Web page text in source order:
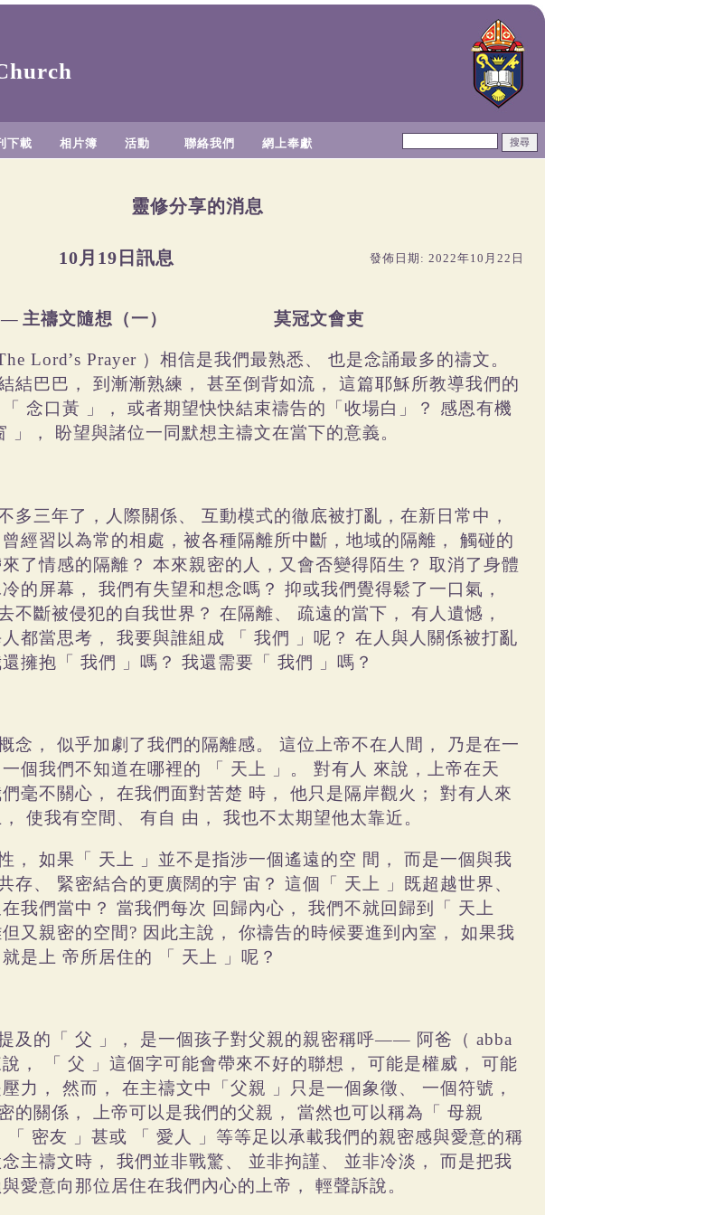
下載 相片簿 活動 聯絡我們 網上奉獻
靈修分享的消息
10月19日訊息 發佈日期: 2022年10月22日
— 主禱文隨想（一）
莫冠文會吏
Lord’s Prayer ）相信是我們最熟悉、
也是念誦最多的禱文。
結巴巴， 到漸漸熟練， 甚至倒背如流， 這篇耶穌所教導我們的
「 念口黃 」， 或者期望快快結束禱告的「收場白」？ 感恩有機
」，
盼望與諸位一同默想主禱文在當下的意義。
多三年了，人際關係、
互動模式的徹底被打亂，在新日常中，
曾經習以為常的相處，被各種隔離所中斷，地域的隔離， 觸碰的
了情感的隔離？ 本來親密的人，又會否變得陌生？ 取消了身體
的屏幕， 我們有失望和想念嗎？ 抑或我們覺得鬆了一口氣，
不斷被侵犯的自我世界？ 在隔離、 疏遠的當下， 有人遺憾，
都當思考， 我要與誰組成 「 我們 」呢？ 在人與人關係被打亂
擁抱「 我們 」嗎？ 我還需要「 我們 」嗎？
念， 似乎加劇了我們的隔離感。 這位上帝不在人間，
乃是在一
一個我們不知道在哪裡的 「 天上 」。 對有人 來說，上帝在天
毫不關心， 在我們面對苦楚 時， 他只是隔岸觀火； 對有人來
使我有空間、 有自 由， 我也不太期望他太靠近。
， 如果「 天上 」並不是指涉一個遙遠的空 間， 而是一個與我
存、
緊密結合的更廣闊的宇 宙？ 這個「 天上
」既超越世界、
我們當中？ 當我們每次 回歸內心， 我們不就回歸到「 天上
又親密的空間? 因此主說， 你禱告的時候要進到內室， 如果我
就是上 帝所居住的 「 天上
」呢？
及的「 父 」， 是一個孩子對父親的親密稱呼—— 阿爸（ abba
， 「 父 」這個字可能會帶來不好的聯想， 可能是權威， 可能
力， 然而， 在主禱文中「父親 」只是一個象徵、
一個符號，
的關係， 上帝可以是我們的父親， 當然也可以稱為「 母親
「 密友 」甚或 「 愛人
」等等足以承載我們的親密感與愛意的稱
主禱文時， 我們並非戰驚、 並非拘謹、 並非冷淡， 而是把我
愛意向那位居住在我們內心的上帝， 輕聲訴說。